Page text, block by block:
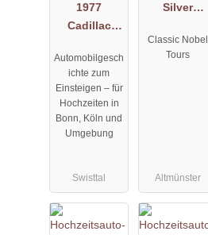
1977
Cadillac
Formal
Limousine
Automobilgesch
ichte zum
Einsteigen – für
Hochzeiten in
Bonn, Köln und
Umgebung
Swisttal
Silver
LWB
Classic Nobel
Tours
Altmünster